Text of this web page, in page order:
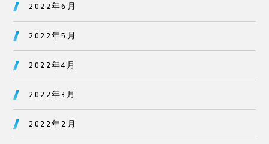
2022年6月
2022年5月
2022年4月
2022年3月
2022年2月